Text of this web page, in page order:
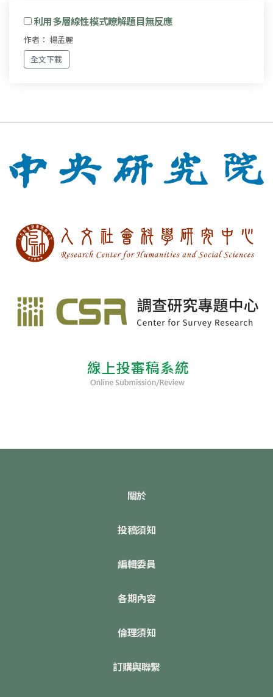
利用多層線性模式瞭解題目無反應
作者： 楊孟麗
全文下載
關於
投稿須知
編輯委員
各期內容
倫理須知
訂購與聯繫